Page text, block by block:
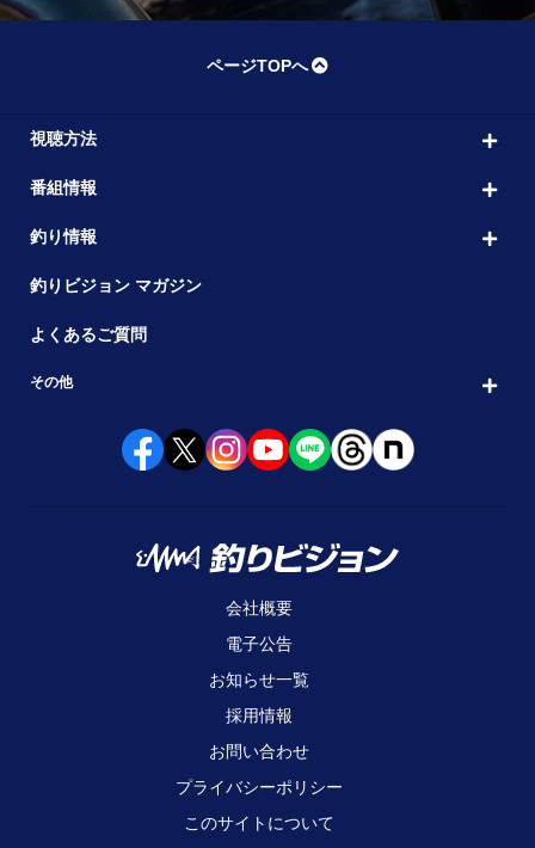
ページTOPへ
視聴方法
番組情報
釣り情報
釣りビジョン マガジン
よくあるご質問
その他
会社概要
電子公告
お知らせ一覧
採用情報
お問い合わせ
プライバシーポリシー
このサイトについて